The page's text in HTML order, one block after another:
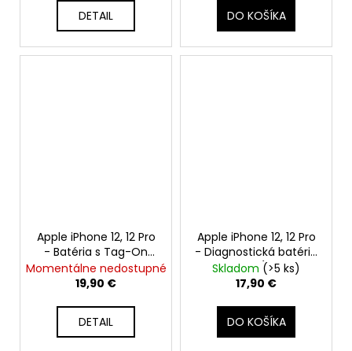
DETAIL DO KOŠÍKA
Apple iPhone 12, 12 Pro
- Batéria s Tag-On
funkciou zdravia
batérie 2815mAh
Momentálne nedostupné
19,90 €
DETAIL
Apple iPhone 12, 12 Pro
- Diagnostická batéria
2815mAh (Zdravie
batérie: 100% - bez
diele)
Skladom (>5 ks)
17,90 €
DO KOŠÍKA